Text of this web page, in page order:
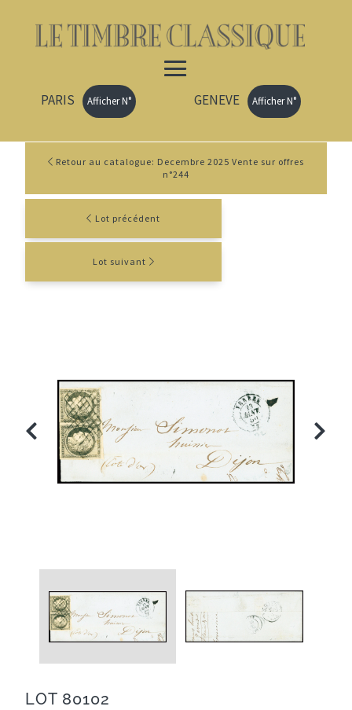
PARIS Afficher N° GENEVE Afficher N°
Retour au catalogue: Decembre 2025 Vente sur offres
n°244
Lot précédent
Lot suivant
LOT 80102